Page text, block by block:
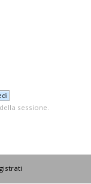
sessione.